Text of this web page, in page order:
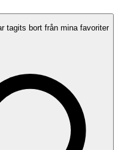
tagits bort från mina favoriter